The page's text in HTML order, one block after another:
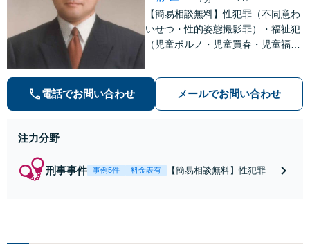
【簡易相談無料】性犯罪（不同意わ
いせつ・性的姿態撮影罪）・福祉犯
（児童ポルノ・児童買春・児童福祉
等）に非常に詳しい弁護士です
電話でお問い合わせ メールでお問い合わせ
注力分野
刑事事件 事例5件 料金表有
【簡易相談無料】性犯罪